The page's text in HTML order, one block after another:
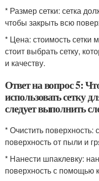
* Размер сетки: сетка
чтобы закрыть всю
* Цена: стоимость сетки
стоит выбрать сетку,
и качеству.
Ответ на вопрос 5:
использовать сетку
следует выполнить
* Очистить поверхность:
поверхность от пыли и
* Нанести шпаклевку:
поверхность с помощью